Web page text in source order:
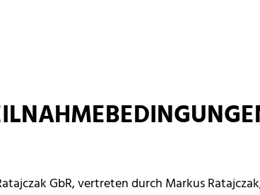
GbR, vertreten durch Markus